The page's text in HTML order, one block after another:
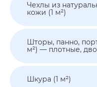
Чехлы из
кожи (1 м²)
Шторы, панно,
м²) — плотные,
Шкура (1 м²)